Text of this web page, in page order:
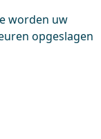
worden uw
opgeslagen